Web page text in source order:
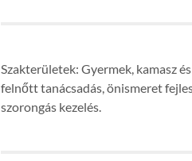
Szakterületek: Gyermek, kamasz és
felnőtt tanácsadás, önismeret
szorongás kezelés.